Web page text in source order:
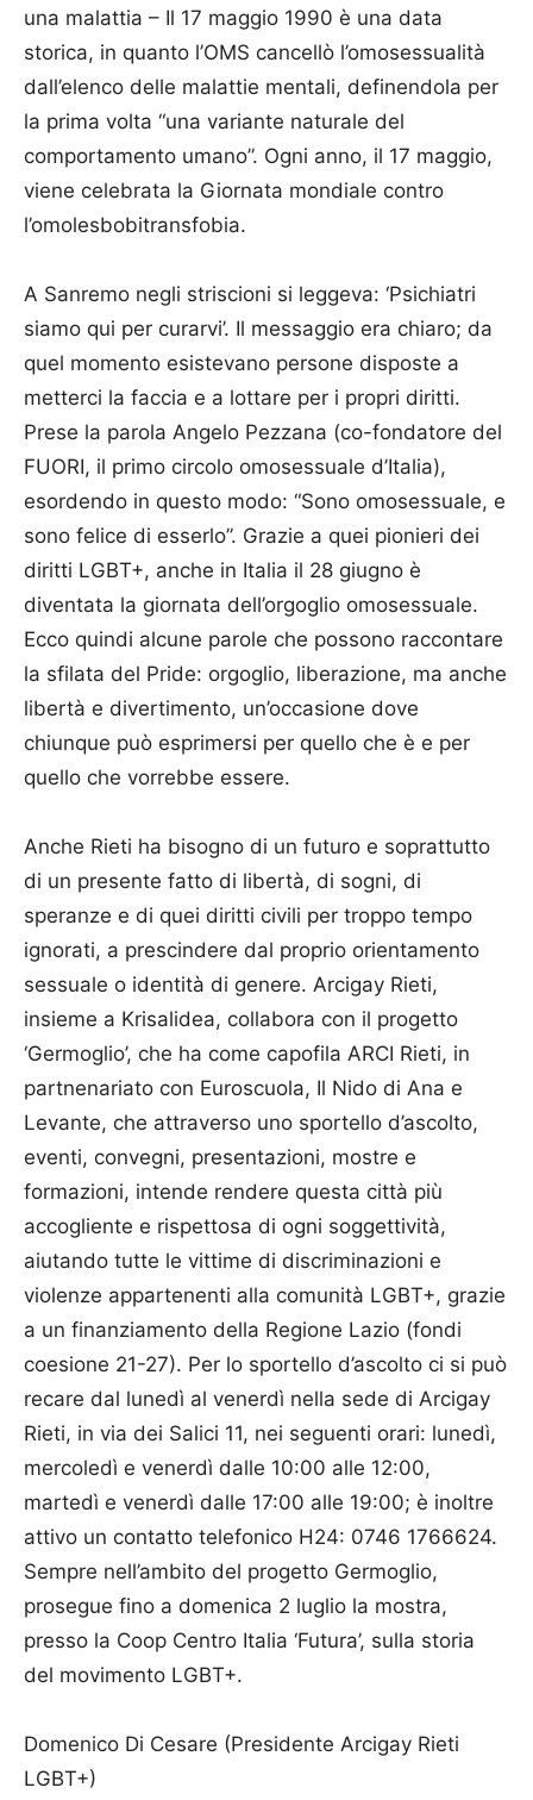
una malattia – Il 17 maggio 1990 è una data
storica, in quanto l’OMS cancellò l’omosessualità
dall’elenco delle malattie mentali, definendola per
la prima volta “una variante naturale del
comportamento umano”. Ogni anno, il 17 maggio,
viene celebrata la Giornata mondiale contro
l’omolesbobitransfobia.
A Sanremo negli striscioni si leggeva: ‘Psichiatri
siamo qui per curarvi’. Il messaggio era chiaro; da
quel momento esistevano persone disposte a
metterci la faccia e a lottare per i propri diritti.
Prese la parola Angelo Pezzana (co-fondatore del
FUORI, il primo circolo omosessuale d’Italia),
esordendo in questo modo: “Sono omosessuale, e
sono felice di esserlo”. Grazie a quei pionieri dei
diritti LGBT+, anche in Italia il 28 giugno è
diventata la giornata dell’orgoglio omosessuale.
Ecco quindi alcune parole che possono raccontare
la sfilata del Pride: orgoglio, liberazione, ma anche
libertà e divertimento, un’occasione dove
chiunque può esprimersi per quello che è e per
quello che vorrebbe essere.
Anche Rieti ha bisogno di un futuro e soprattutto
di un presente fatto di libertà, di sogni, di
speranze e di quei diritti civili per troppo tempo
ignorati, a prescindere dal proprio orientamento
sessuale o identità di genere. Arcigay Rieti,
insieme a Krisalidea, collabora con il progetto
‘Germoglio’, che ha come capofila ARCI Rieti, in
partnenariato con Euroscuola, Il Nido di Ana e
Levante, che attraverso uno sportello d’ascolto,
eventi, convegni, presentazioni, mostre e
formazioni, intende rendere questa città più
accogliente e rispettosa di ogni soggettività,
aiutando tutte le vittime di discriminazioni e
violenze appartenenti alla comunità LGBT+, grazie
a un finanziamento della Regione Lazio (fondi
coesione 21-27). Per lo sportello d’ascolto ci si può
recare dal lunedì al venerdì nella sede di Arcigay
Rieti, in via dei Salici 11, nei seguenti orari: lunedì,
mercoledì e venerdì dalle 10:00 alle 12:00,
martedì e venerdì dalle 17:00 alle 19:00; è inoltre
attivo un contatto telefonico H24: 0746 1766624.
Sempre nell’ambito del progetto Germoglio,
prosegue fino a domenica 2 luglio la mostra,
presso la Coop Centro Italia ‘Futura’, sulla storia
del movimento LGBT+.
Domenico Di Cesare (Presidente Arcigay Rieti
LGBT+)